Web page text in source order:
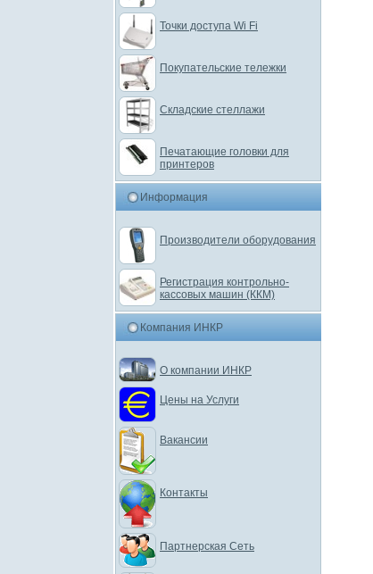
Точки доступа Wi Fi
Покупательские тележки
Складские стеллажи
Печатающие головки для
принтеров
Информация
Производители оборудования
Регистрация контрольно-
кассовых машин (ККМ)
Компания ИНКР
О компании ИНКР
Цены на Услуги
Вакансии
Контакты
Партнерская Сеть